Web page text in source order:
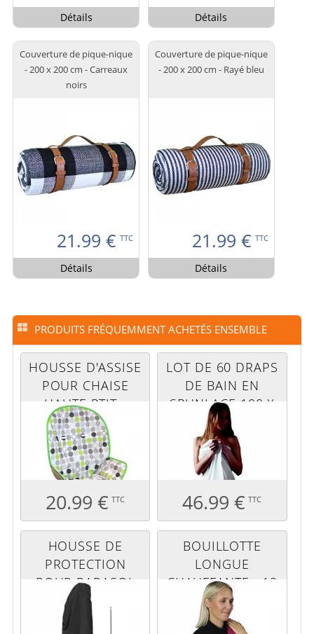
Détails Détails
Couverture de pique-nique
- 200 x 200 cm - Carreaux
noirs
21.99 € TTC
Détails
Couverture de pique-nique
- 200 x 200 cm - Rayé bleu
21.99 € TTC
Détails
PRODUITS FRÉQUEMMENT ACHETÉS ENSEMBLE
HOUSSE D'ASSISE
POUR CHAISE
HAUTE PTIT -
OLIVE
20.99 € TTC
LOT DE 60 DRAPS
DE BAIN EN
SPUNLACE 100 X
150 CM JETABLES
46.99 € TTC
HOUSSE DE
PROTECTION
POUR PARASOL
DÉPORTÉ - 265
CM
BOUILLOTTE
LONGUE
CHAUFFANTE - 12
X 80 CM - PRUNE